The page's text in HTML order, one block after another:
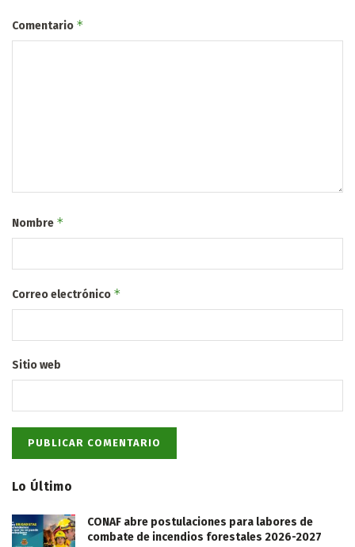
Comentario *
Nombre *
Correo electrónico *
Sitio web
Lo Último
CONAF abre postulaciones para labores de
combate de incendios forestales 2026-2027